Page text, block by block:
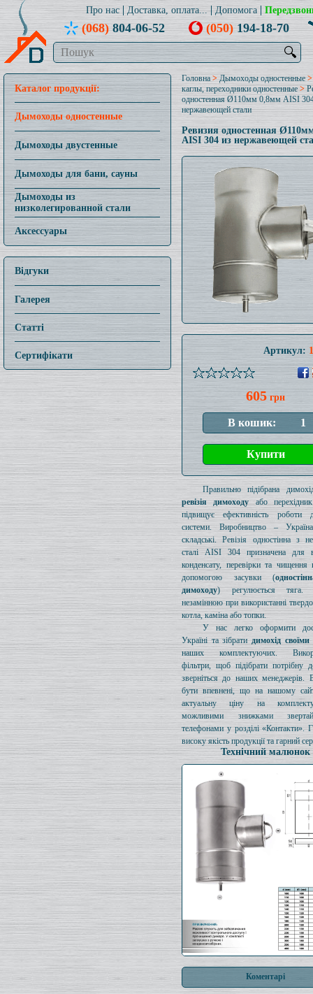
Про нас Доставка, оплата... Допомога
(068)804-06-52 (050)194-18-70
🔍
Каталог продукції:
Дымоходы одностенные
Дымоходы двустенные
Дымоходы для бани, сауны
Дымоходы из
низколегированной стали
Аксессуары
Відгуки
Галерея
Статті
Сертифікати
Головна > Дымоходы одностенные
каглы, переходники одностенные>
одностенная Ø110мм 0,8мм AISI
нержавеющей стали
Ревизия одностенная
AISI 304 из нержавеющей
Артикул:
605 грн
Правильно підібрана
ревізія димоходу або
підвищує ефективність роботи
системи. Виробництво –
складські. Ревізія одностінна з
сталі AISI 304 призначена для
конденсату, перевірки та чищення
допомогою засувки (
димоходу) регулюється
незамінною при використанні
котла, каміна або топки.
У нас легко оформити
Україні та зібрати димохід
наших комплектуючих.
фільтри, щоб підібрати потрібну
зверніться до наших менеджерів.
бути впевнені, що на нашому
актуальну ціну на
можливими знижками
телефонами у розділі «Контакти».
високу якість продукції та гарний
Технічний малюнок
Коментарі